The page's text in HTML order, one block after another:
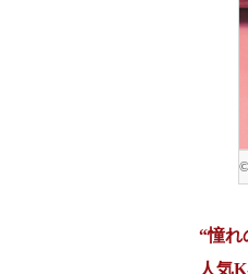
“憧れ
人気